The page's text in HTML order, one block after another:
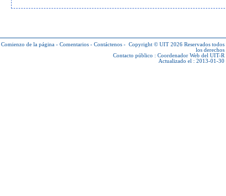
Comienzo de la página - Comentarios - Contáctenos - Copyright © UIT 2026 Reservados todos
los derechos
Contacto público : Coordenador Web del UIT-R
Actualizado el : 2013-01-30